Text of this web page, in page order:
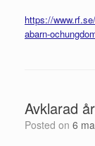
https://
abarn-
Avklarad
Posted on 6